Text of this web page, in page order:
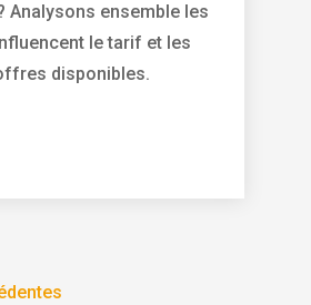
Analysons ensemble les
le tarif et les
disponibles.